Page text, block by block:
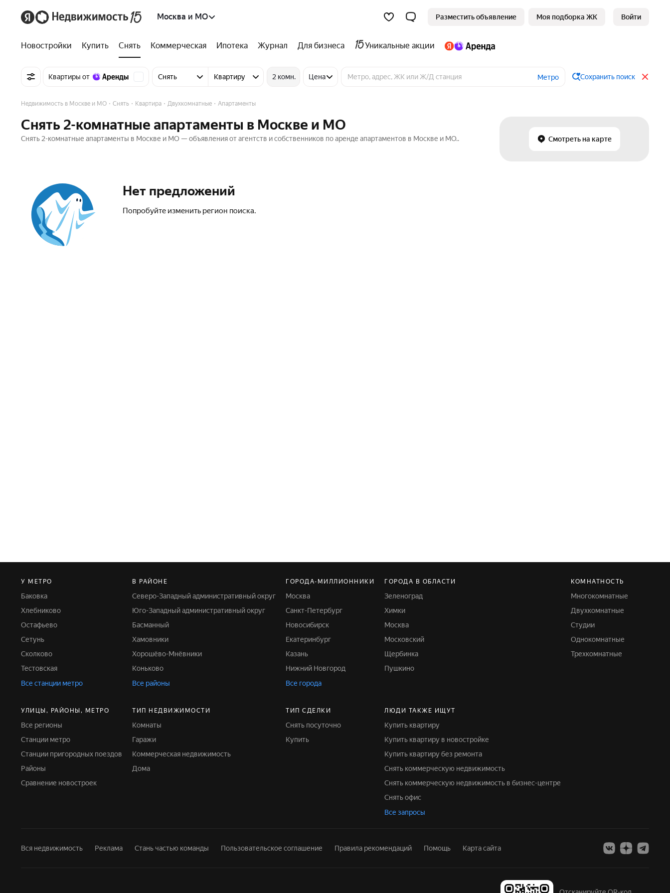
Москва и МО Разместить объявление Моя подборка ЖК Войти
Новостройки Купить Снять Коммерческая Ипотека Журнал Для бизнеса Уникальные акции
Квартиры от Снять Квартиру 2 комн. Цена Метро Сохранить поиск
Смотреть на карте
Недвижимость в Москве и МО Снять Квартира Двухкомнатные Апартаменты
Снять 2-комнатные апартаменты в Москве и МО
Снять 2-комнатные апартаменты в Москве и МО — объявления от агентств и собственников по аренде апартаментов в Москве и МО..
Нет предложений
Попробуйте изменить регион поиска.
У МЕТРО
Баковка
Хлебниково
Остафьево
Сетунь
Сколково
Тестовская
Все станции метро
В РАЙОНЕ
Северо-Западный административный округ
Юго-Западный административный округ
Басманный
Хамовники
Хорошёво-Мнёвники
Коньково
Все районы
ГОРОДА-МИЛЛИОННИКИ
Москва
Санкт-Петербург
Новосибирск
Екатеринбург
Казань
Нижний Новгород
Все города
ГОРОДА В ОБЛАСТИ
Зеленоград
Химки
Москва
Московский
Щербинка
Пушкино
КОМНАТНОСТЬ
Многокомнатные
Двухкомнатные
Студии
Однокомнатные
Трехкомнатные
УЛИЦЫ, РАЙОНЫ, МЕТРО
Все регионы
Станции метро
Станции пригородных поездов
Районы
Сравнение новостроек
ТИП НЕДВИЖИМОСТИ
Комнаты
Гаражи
Коммерческая недвижимость
Дома
ТИП СДЕЛКИ
Снять посуточно
Купить
ЛЮДИ ТАКЖЕ ИЩУТ
Купить квартиру
Купить квартиру в новостройке
Купить квартиру без ремонта
Снять коммерческую недвижимость
Снять коммерческую недвижимость в бизнес-центре
Снять офис
Все запросы
Вся недвижимость Реклама Стань частью команды Пользовательское соглашение Правила рекомендаций Помощь Карта сайта